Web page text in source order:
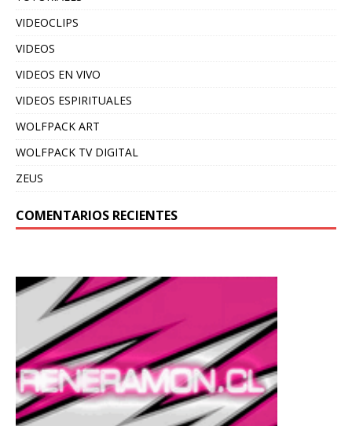
VIDEOCLIPS
VIDEOS
VIDEOS EN VIVO
VIDEOS ESPIRITUALES
WOLFPACK ART
WOLFPACK TV DIGITAL
ZEUS
COMENTARIOS RECIENTES